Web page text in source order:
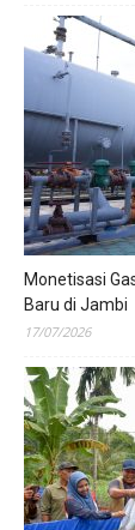
Monetisasi
Baru di Jambi
17/07/2026